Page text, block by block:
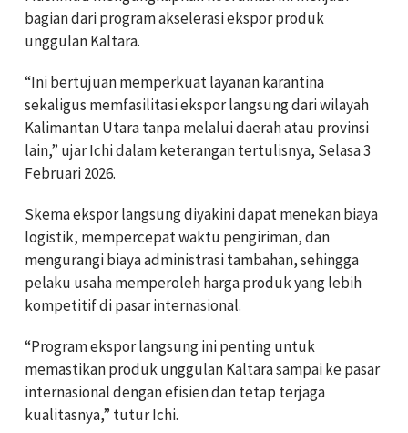
bagian dari program akselerasi ekspor produk
unggulan Kaltara.
“Ini bertujuan memperkuat layanan karantina
sekaligus memfasilitasi ekspor langsung dari wilayah
Kalimantan Utara tanpa melalui daerah atau provinsi
lain,” ujar Ichi dalam keterangan tertulisnya, Selasa 3
Februari 2026.
Skema ekspor langsung diyakini dapat menekan biaya
logistik, mempercepat waktu pengiriman, dan
mengurangi biaya administrasi tambahan, sehingga
pelaku usaha memperoleh harga produk yang lebih
kompetitif di pasar internasional.
“Program ekspor langsung ini penting untuk
memastikan produk unggulan Kaltara sampai ke pasar
internasional dengan efisien dan tetap terjaga
kualitasnya,” tutur Ichi.